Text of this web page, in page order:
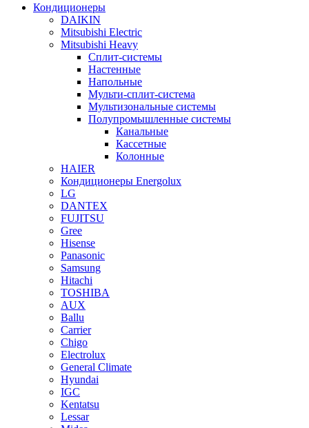
Кондиционеры
DAIKIN
Mitsubishi Electric
Mitsubishi Heavy
Сплит-системы
Настенные
Напольные
Мульти-сплит-система
Мультизональные системы
Полупромышленные системы
Канальные
Кассетные
Колонные
HAIER
Кондиционеры Energolux
LG
DANTEX
FUJITSU
Gree
Hisense
Panasonic
Samsung
Hitachi
TOSHIBA
AUX
Ballu
Carrier
Chigo
Electrolux
General Climate
Hyundai
IGC
Kentatsu
Lessar